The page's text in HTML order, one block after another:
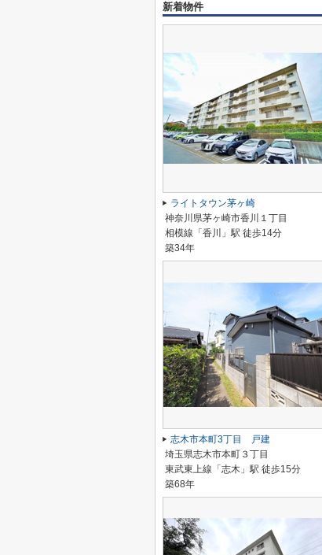
新着物件
ライトタウン茅ヶ崎
神奈川県茅ヶ崎市香川１丁目
相模線「香川」駅 徒歩14分
築34年
志木市本町3丁目 戸建
埼玉県志木市本町３丁目
東武東上線「志木」駅 徒歩15分
築68年